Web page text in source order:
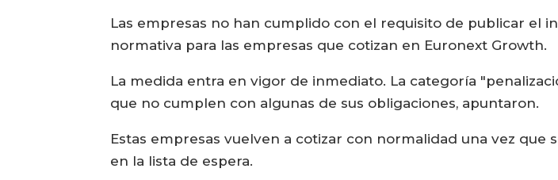
Las empresas no han cumplido con el requisito de publicar el
normativa para las empresas que cotizan en Euronext Growth.
La medida entra en vigor de inmediato. La categoría
que no cumplen con algunas de sus obligaciones, apuntaron.
Estas empresas vuelven a cotizar con normalidad una vez
en la lista de espera.